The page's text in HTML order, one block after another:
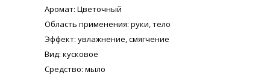
Аромат: Цветочный
Область применения: руки, тело
Эффект: увлажнение, смягчение
Вид: кусковое
Средство: мыло